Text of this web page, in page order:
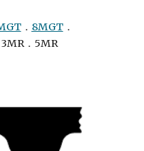
． 8MGT．
3MR．5MR